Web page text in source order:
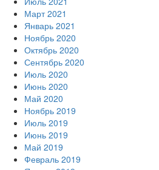
Март 2021
Январь 2021
Ноябрь 2020
Октябрь 2020
Сентябрь 2020
Июль 2020
Июнь 2020
Май 2020
Ноябрь 2019
Июль 2019
Июнь 2019
Май 2019
Февраль 2019